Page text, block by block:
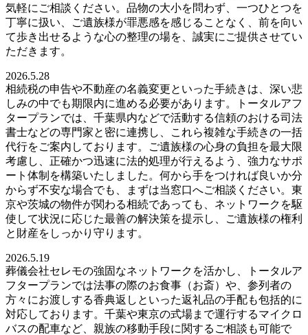
気軽にご相談ください。品物の大小を問わず、一つひとつを
丁寧に扱い、ご遺族様が罪悪感を感じることなく、前を向い
て歩き出せるような心の整理の場を、誠実にご提供させてい
ただきます。
2026.5.28
相続税の申告や不動産の名義変更といった手続きは、深い悲
しみの中でも期限内に進める必要があります。トータルアフ
タープランでは、千葉県内などで活動する信頼のおける司法
書士などの専門家と密に連携し、これら複雑な手続きの一括
代行をご案内しております。ご遺族様の心身の負担を最大限
考慮し、正確かつ迅速に法的処理が行えるよう、強力なサポ
ート体制を構築いたしました。何から手をつければ良いか分
からず不安な場合でも、まずは当窓口へご相談ください。東
京や茨城の物件が関わる相続であっても、ネットワークを駆
使して状況に応じた最善の解決策を提示し、ご遺族様の権利
と財産をしっかり守ります。
2026.5.19
葬儀会社セレモの強固なネットワークを活かし、トータルア
フタープランでは法事の際のお食事（お斎）や、参列者の
方々にお渡しする香典返しといった返礼品の手配も包括的に
対応しております。千葉や東京の式場まで運行するマイクロ
バスの配車など、親族の移動手段に関するご相談も可能で